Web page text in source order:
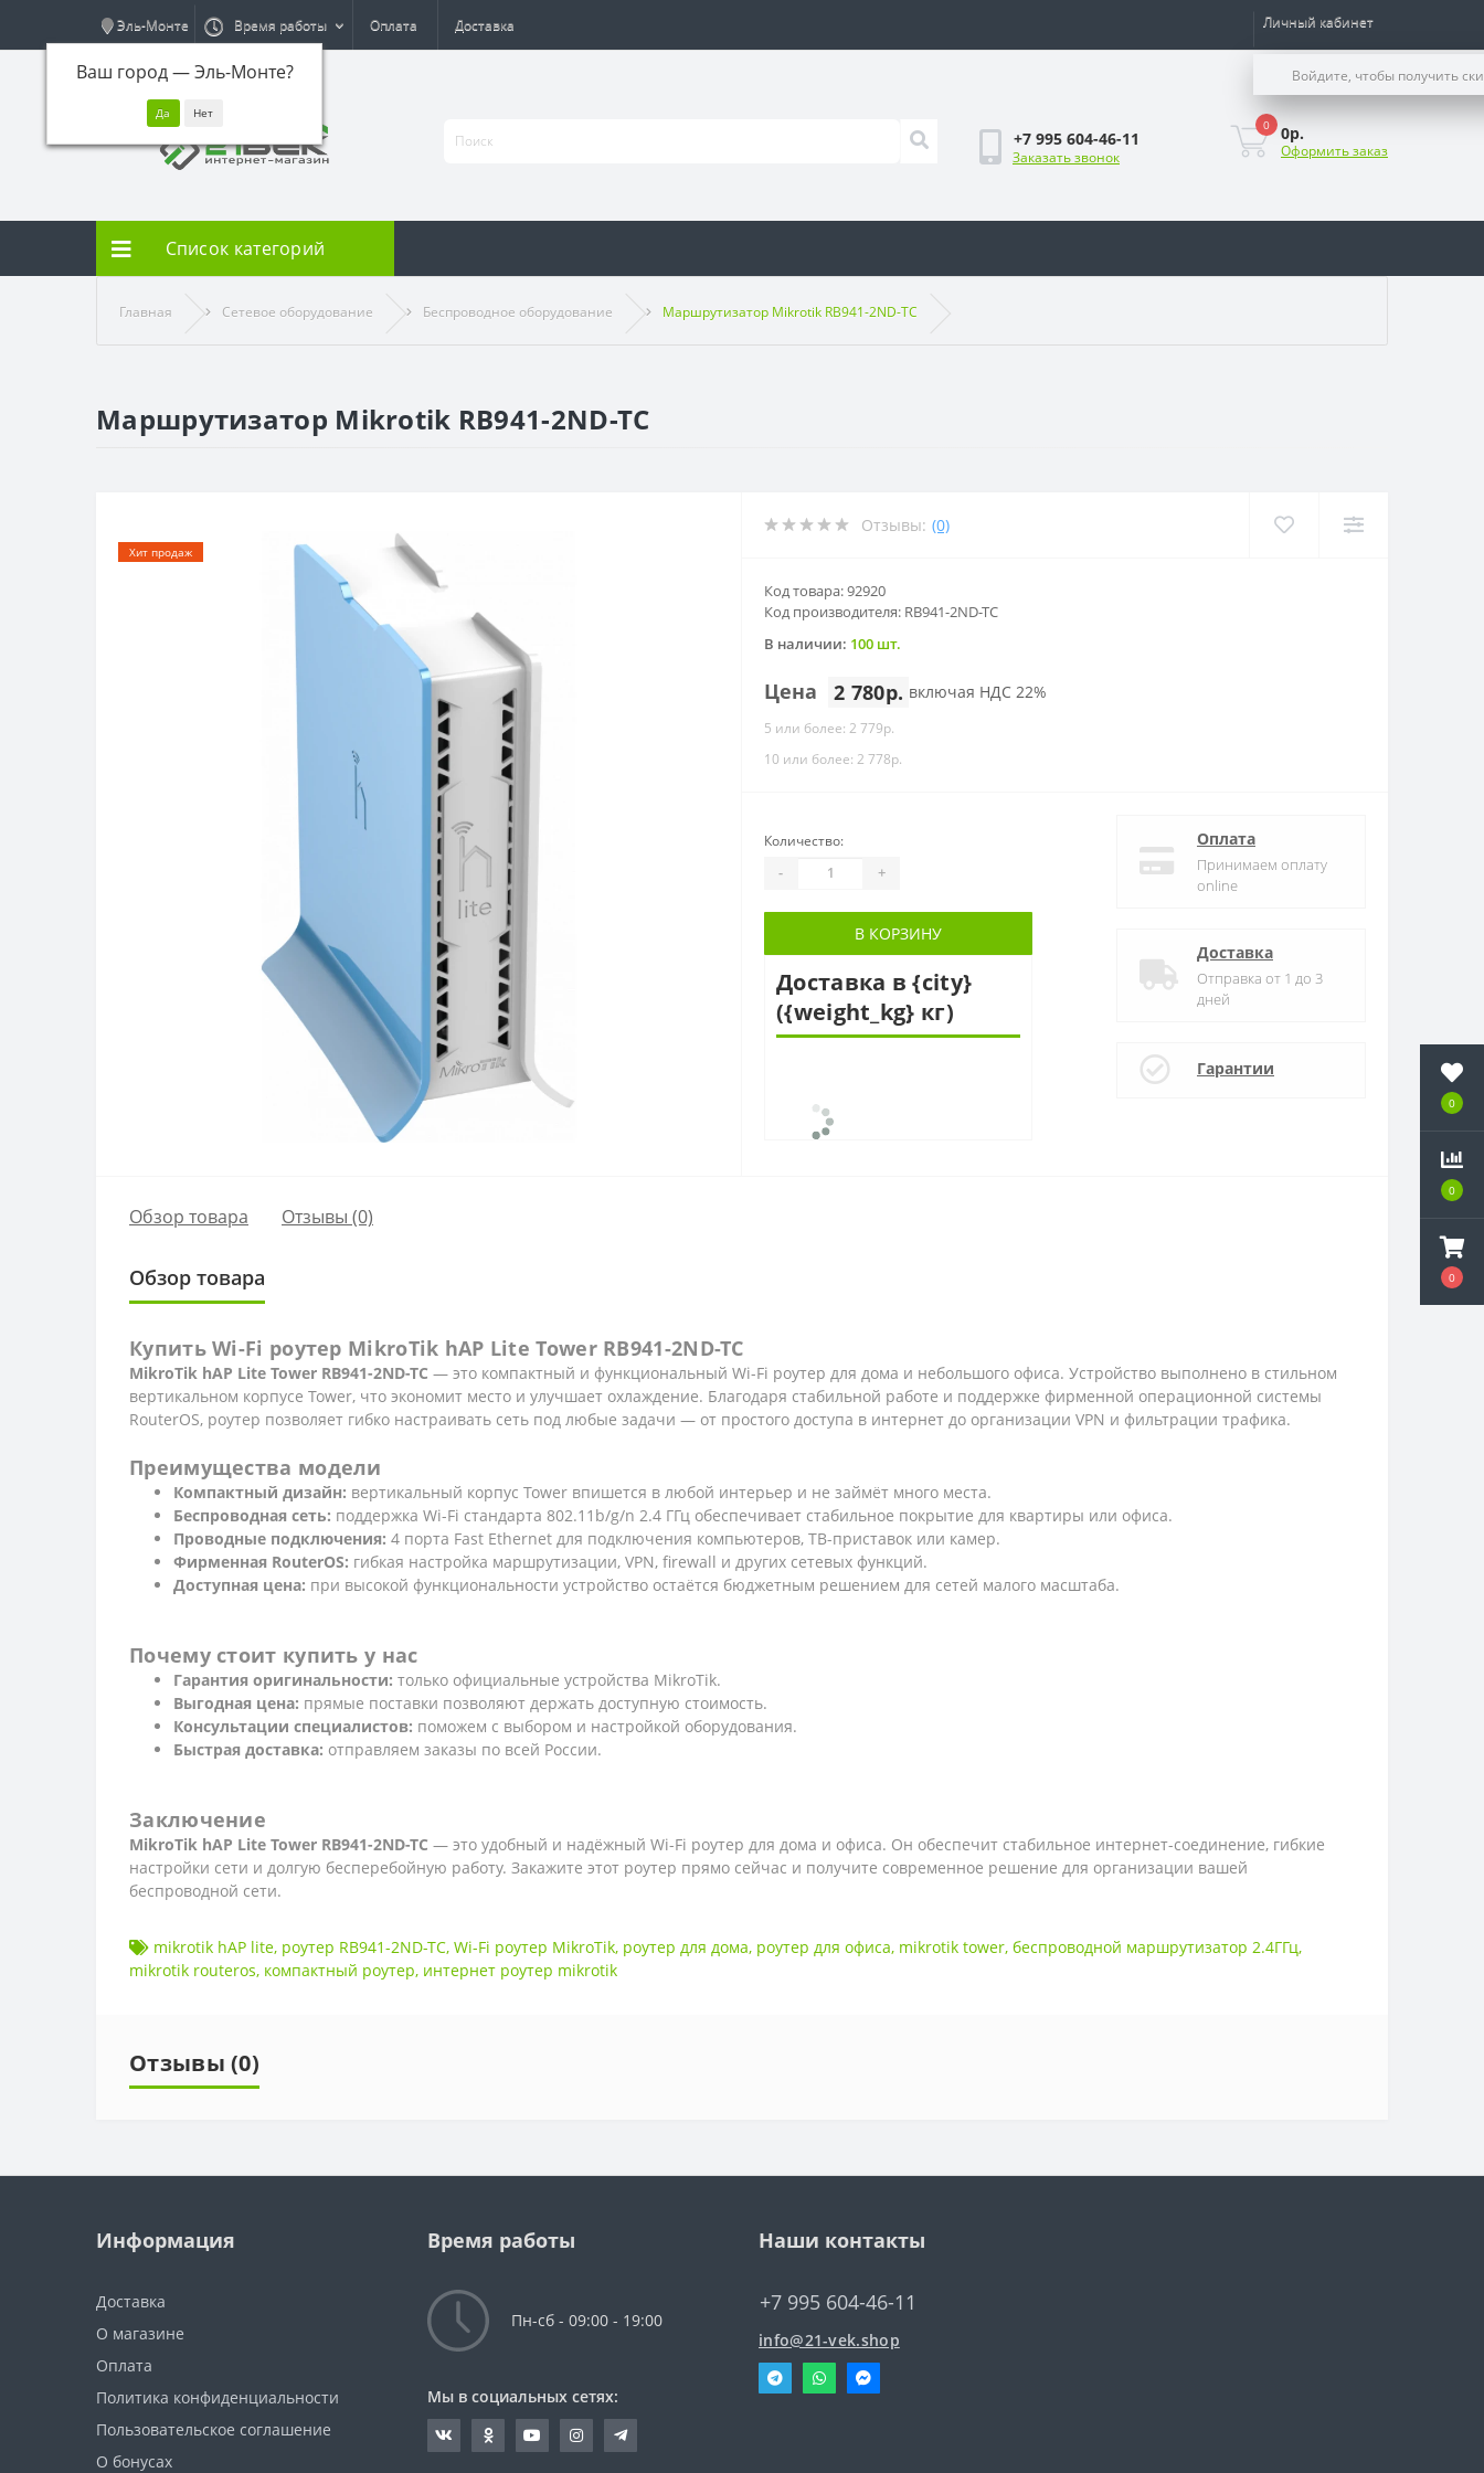
0
0
0
0
0
0
Эль-Монте
Ваш город —Эль-Монте?
Время работы Оплата Доставка Личный кабинет
Войдите, чтобы получить
+7 995 604-46-11
Заказать звонок
0 0р.
Оформить заказ
Список категорий
Главная Сетевое оборудование Беспроводное оборудование Маршрутизатор Mikrotik RB941-2ND-TC
Маршрутизатор Mikrotik RB941-2ND-TC
Хит продаж
Отзывы: (0)
Код товара: 92920
Код производителя: RB941-2ND-TC
В наличии: 100 шт.
Цена 2 780р. включая НДС 22%
5 или более: 2 779р.
10 или более: 2 778р.
Количество:
- +
В КОРЗИНУ
Доставка в {city}
({weight_kg} кг)
Оплата
Принимаем оплату
online
Доставка
Отправка от 1 до 3
дней
Гарантии
Обзор товара Отзывы (0)
Обзор товара
Купить Wi-Fi роутер MikroTik hAP Lite Tower RB941-2ND-TC
MikroTik hAP Lite Tower RB941-2ND-TC — это компактный и функциональный Wi-Fi роутер для дома и небольшого офиса. Устройство выполнено в стильном
вертикальном корпусе Tower, что экономит место и улучшает охлаждение. Благодаря стабильной работе и поддержке фирменной операционной системы
RouterOS, роутер позволяет гибко настраивать сеть под любые задачи — от простого доступа в интернет до организации VPN и фильтрации трафика.
Преимущества модели
Компактный дизайн: вертикальный корпус Tower впишется в любой интерьер и не займёт много места.
Беспроводная сеть: поддержка Wi-Fi стандарта 802.11b/g/n 2.4 ГГц обеспечивает стабильное покрытие для квартиры или офиса.
Проводные подключения: 4 порта Fast Ethernet для подключения компьютеров, ТВ-приставок или камер.
Фирменная RouterOS: гибкая настройка маршрутизации, VPN, firewall и других сетевых функций.
Доступная цена: при высокой функциональности устройство остаётся бюджетным решением для сетей малого масштаба.
Почему стоит купить у нас
Гарантия оригинальности: только официальные устройства MikroTik.
Выгодная цена: прямые поставки позволяют держать доступную стоимость.
Консультации специалистов: поможем с выбором и настройкой оборудования.
Быстрая доставка: отправляем заказы по всей России.
Заключение
MikroTik hAP Lite Tower RB941-2ND-TC — это удобный и надёжный Wi-Fi роутер для дома и офиса. Он обеспечит стабильное интернет-соединение, гибкие
настройки сети и долгую бесперебойную работу. Закажите этот роутер прямо сейчас и получите современное решение для организации вашей
беспроводной сети.
mikrotik hAP lite, роутер RB941-2ND-TC, Wi-Fi роутер MikroTik, роутер для дома, роутер для офиса, mikrotik tower, беспроводной маршрутизатор 2.4ГГц,
mikrotik routeros, компактный роутер, интернет роутер mikrotik
Отзывы (0)
Информация
Доставка
О магазине
Оплата
Политика конфиденциальности
Пользовательское соглашение
О бонусах
Время работы
Пн-сб - 09:00 - 19:00
Мы в социальных сетях:
Наши контакты
+7 995 604-46-11
info@21-vek.shop